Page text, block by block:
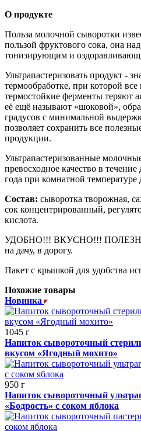
О продукте
Польза молочной сыворотки
пользой фруктового сока, она
тонизирующим и
Ультрапастеризовать продукт -
термообработке, при которой
термостойкие ферменты теряют
её ещё называют «шоковой»,
градусов с минимальной
позволяет сохранить все
продукции.
Ультрапастеризованные
превосходное качество в
года при комнатной температуре
Состав: сыворотка творожная,
сок концентрированный,
кислота.
УДОБНО!!! ВКУСНО!!!
на дачу, в дорогу.
Пакет с крышкой для удобства
Похожие товары
Новинка
1045 г
Напиток сывороточный
вкусом «Ягодный мохито»
950 г
Напиток сывороточный
«Бодрость» с соком яблока